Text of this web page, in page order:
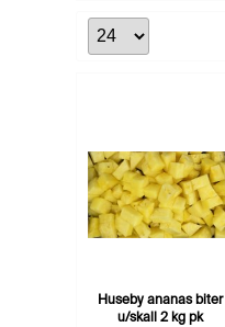
Huseby ananas biter
u/skall 2 kg pk